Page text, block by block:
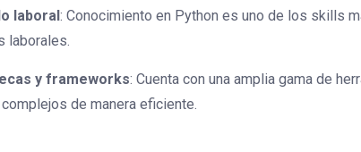
laboral: Conocimiento en Python es uno de los skills
laborales.
y frameworks: Cuenta con una amplia gama de
de manera eficiente.